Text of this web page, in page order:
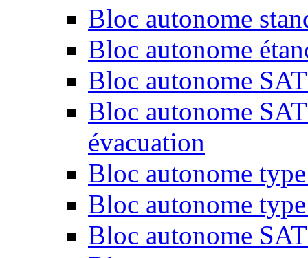
Bloc autonome
Bloc autonome
Bloc autonome
Bloc autonome
évacuation
Bloc autonome
Bloc autonome
Bloc autonome